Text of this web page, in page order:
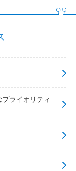
ライオリティ